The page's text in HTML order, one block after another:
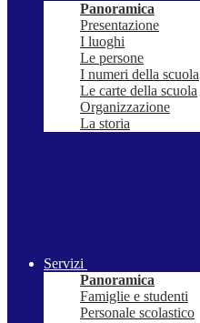
Panoramica
Presentazione
I luoghi
Le persone
I numeri della scuola
Le carte della scuola
Organizzazione
La storia
Servizi
Panoramica
Famiglie e studenti
Personale scolastico